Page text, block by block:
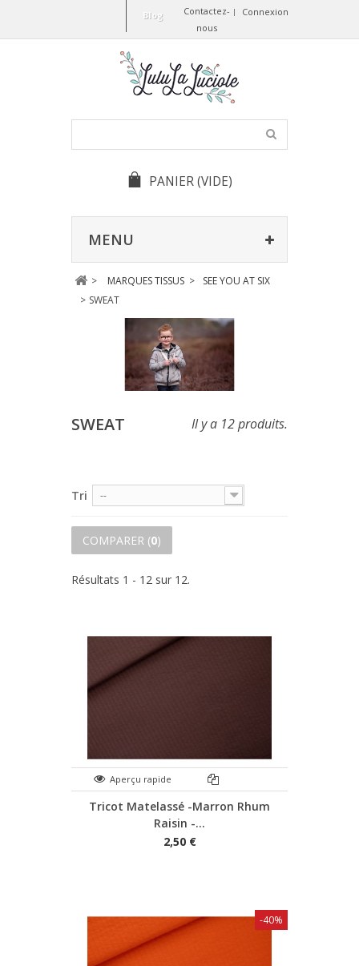
Connexion
Contactez-
nous
Blog
PANIER(VIDE)
MENU
> MARQUES TISSUS >
SEE YOU AT SIX
> SWEAT
SWEAT Il y a 12 produits.
Tri --
COMPARER (0)
Résultats 1 - 12 sur 12.
Aperçu rapide
Tricot Matelassé -Marron Rhum
Raisin -...
2,50 €
-40%